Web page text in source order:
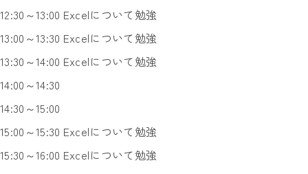
12:30～13:00 Excelについて勉強
13:00～13:30 Excelについて勉強
13:30～14:00 Excelについて勉強
14:00～14:30
14:30～15:00
15:00～15:30 Excelについて勉強
15:30～16:00 Excelについて勉強